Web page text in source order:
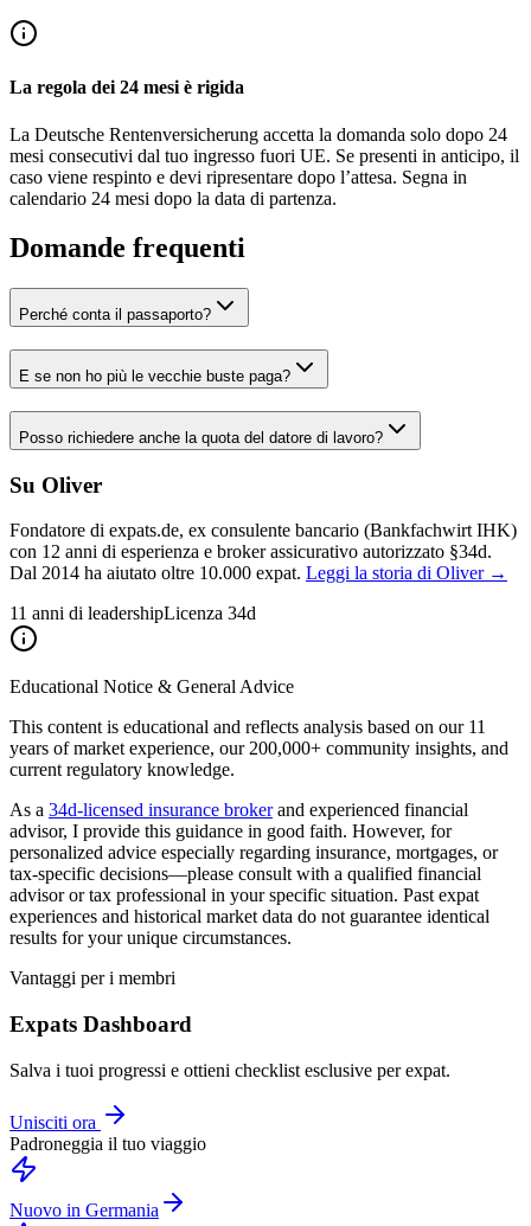
La regola dei 24 mesi è rigida
La Deutsche Rentenversicherung accetta la domanda solo dopo 24
mesi consecutivi dal tuo ingresso fuori UE. Se presenti in anticipo, il
caso viene respinto e devi ripresentare dopo l’attesa. Segna in
calendario 24 mesi dopo la data di partenza.
Domande frequenti
Perché conta il passaporto?
E se non ho più le vecchie buste paga?
Posso richiedere anche la quota del datore di lavoro?
Su Oliver
Fondatore di expats.de, ex consulente bancario (Bankfachwirt IHK)
con 12 anni di esperienza e broker assicurativo autorizzato §34d.
Dal 2014 ha aiutato oltre 10.000 expat. Leggi la storia di Oliver →
11 anni di leadershipLicenza 34d
Educational Notice & General Advice
This content is educational and reflects analysis based on our 11
years of market experience, our 200,000+ community insights, and
current regulatory knowledge.
As a 34d-licensed insurance brokerand experienced financial
advisor, I provide this guidance in good faith. However, for
personalized advice especially regarding insurance, mortgages, or
tax-specific decisions—please consult with a qualified financial
advisor or tax professional in your specific situation. Past expat
experiences and historical market data do not guarantee identical
results for your unique circumstances.
Vantaggi per i membri
Expats Dashboard
Salva i tuoi progressi e ottieni checklist esclusive per expat.
Unisciti ora
Padroneggia il tuo viaggio
Nuovo in Germania